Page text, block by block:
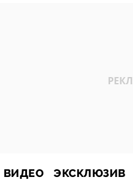
ВИДЕО ЭКСКЛЮЗИВ